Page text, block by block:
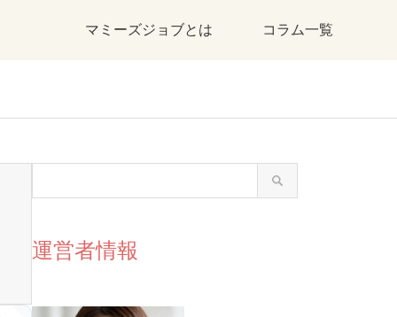
マミーズジョブとは コラム一覧
運営者情報